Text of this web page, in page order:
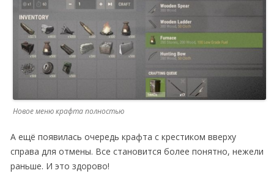
Новое меню крафта полностью
А ещё появилась очередь крафта с крестиком вверху
справа для отмены. Все становится более понятно, нежели
раньше. И это здорово!